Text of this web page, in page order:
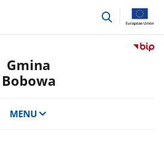
przejdź
Przejdź
Gmina
Bobowa
MENU